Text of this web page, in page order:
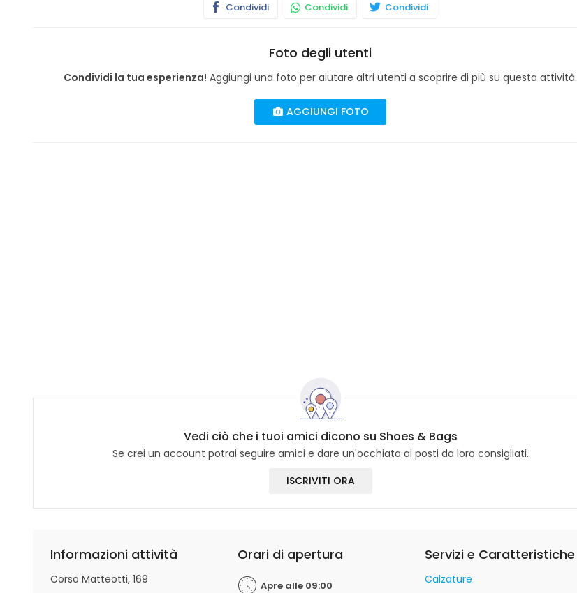
Condividi Condividi Condividi
Foto degli utenti
Condividi la tua esperienza! Aggiungi una foto per aiutare altri utenti a scoprire di più su questa attività.
AGGIUNGI FOTO
Vedi ciò che i tuoi amici dicono su Shoes & Bags
Se crei un account potrai seguire amici e dare un'occhiata ai posti da loro consigliati.
ISCRIVITI ORA
Informazioni attività
Corso Matteotti, 169
Orari di apertura
Apre alle 09:00
Servizi e Caratteristiche
Calzature